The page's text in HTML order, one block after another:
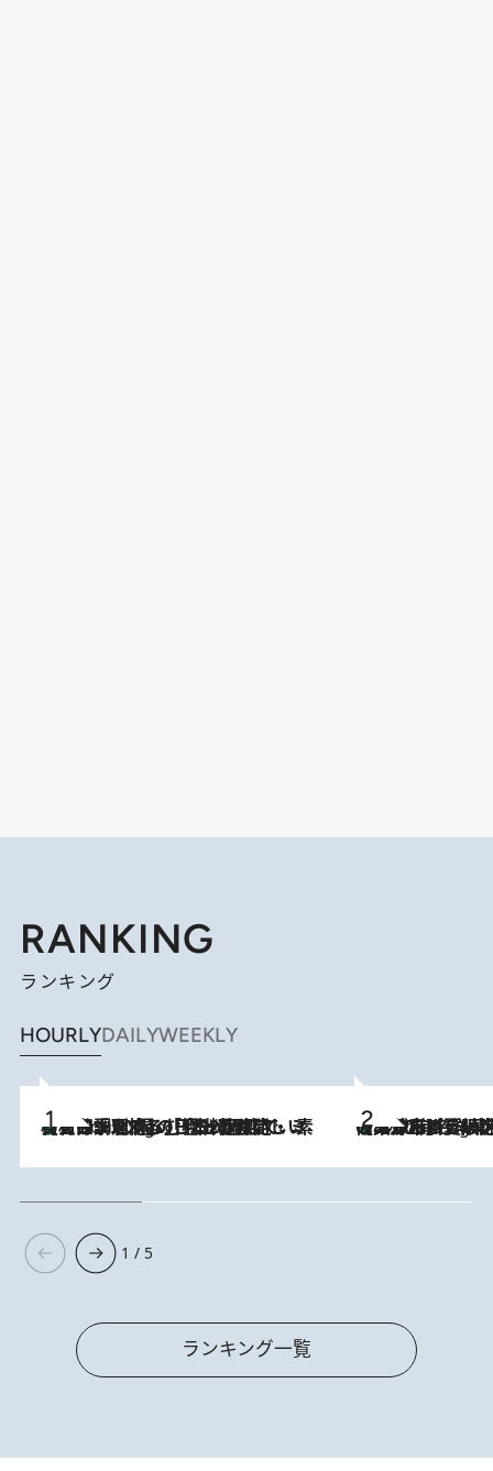
RANKING
ランキング
HOURLYDAILYWEEKLY
2 Hours Ago
【大分・別府】「今一番おいしい食材を調理する」1日2組限定・ミシュラン2ツ星の日本料理店で、素材と四季を愉しむ極上の時間 2 Hours Ago
《みずみずしい桃が丸ごと》東京の“あの有名洋菓子シェフ”の下で修業したパティシエが腕を振るう、珠玉の夏限定パフェを堪能！【大分市】
1 / 5
ランキング一覧